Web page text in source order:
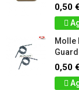
0,50 €
Molle
0,50 €